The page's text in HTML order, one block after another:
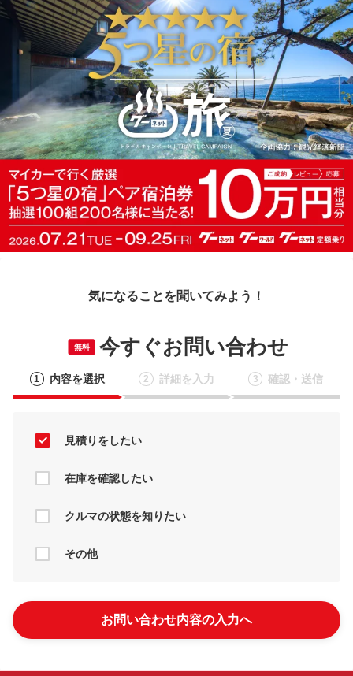
気になることを聞いてみよう！
無料 今すぐお問い合わせ
1 内容を選択 2 詳細を入力 3 確認・送信
見積りをしたい
在庫を確認したい
クルマの状態を知りたい
その他
お問い合わせ内容の入力へ